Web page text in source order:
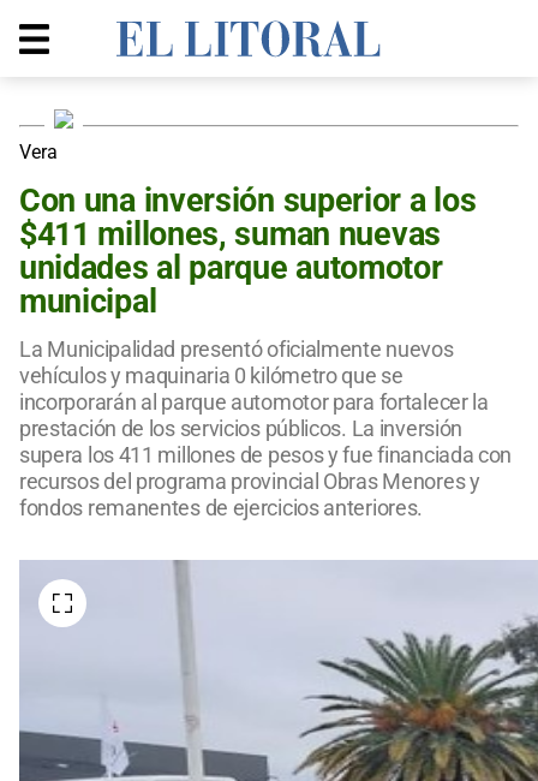
Vera
Con una inversión superior a los
$411 millones, suman nuevas
unidades al parque automotor
municipal
La Municipalidad presentó oficialmente nuevos
vehículos y maquinaria 0 kilómetro que se
incorporarán al parque automotor para fortalecer la
prestación de los servicios públicos. La inversión
supera los 411 millones de pesos y fue financiada con
recursos del programa provincial Obras Menores y
fondos remanentes de ejercicios anteriores.